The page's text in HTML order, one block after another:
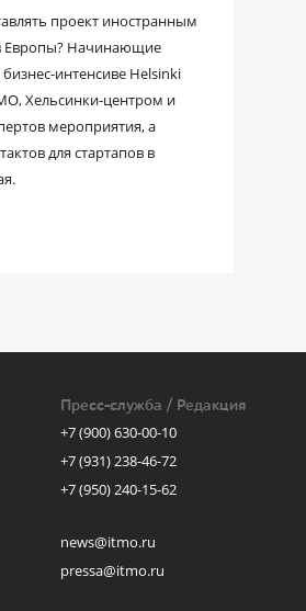
проект иностранным
Европы? Начинающие
интенсиве Helsinki
Хельсинки-центром и
мероприятия, а
для стартапов в
Пресс-служба / Редакция
+7 (900) 630-00-10
+7 (931) 238-46-72
+7 (950) 240-15-62
news@itmo.ru
pressa@itmo.ru